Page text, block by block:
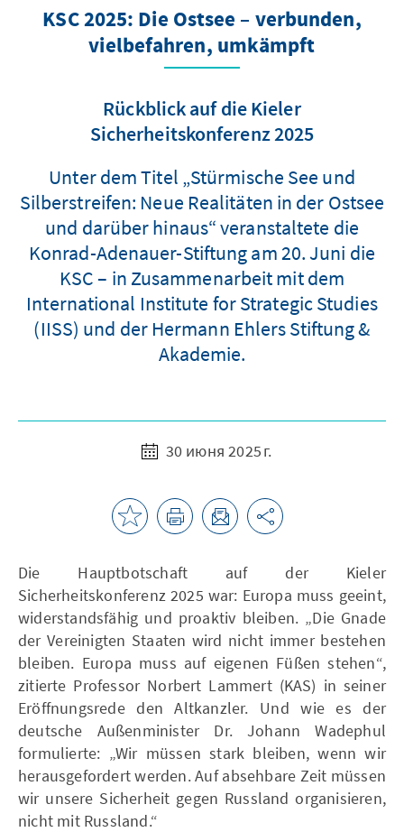
KSC 2025: Die Ostsee – verbunden,
vielbefahren, umkämpft
Rückblick auf die Kieler
Sicherheitskonferenz 2025
Unter dem Titel „Stürmische See und
Silberstreifen: Neue Realitäten in der Ostsee
und darüber hinaus“ veranstaltete die
Konrad-Adenauer-Stiftung am 20. Juni die
KSC – in Zusammenarbeit mit dem
International Institute for Strategic Studies
(IISS) und der Hermann Ehlers Stiftung &
Akademie.
30 июня 2025 г.
Die Hauptbotschaft auf der Kieler
Sicherheitskonferenz 2025 war: Europa muss geeint,
widerstandsfähig und proaktiv bleiben. „Die Gnade
der Vereinigten Staaten wird nicht immer bestehen
bleiben. Europa muss auf eigenen Füßen stehen“,
zitierte Professor Norbert Lammert (KAS) in seiner
Eröffnungsrede den Altkanzler. Und wie es der
deutsche Außenminister Dr. Johann Wadephul
formulierte: „Wir müssen stark bleiben, wenn wir
herausgefordert werden. Auf absehbare Zeit müssen
wir unsere Sicherheit gegen Russland organisieren,
nicht mit Russland.“